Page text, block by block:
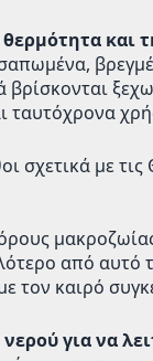
θερμότητα και
ταυτόχρονα
σχετικά με
από
τον καιρό
για να